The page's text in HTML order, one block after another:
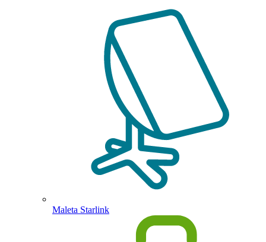
Maleta Starlink